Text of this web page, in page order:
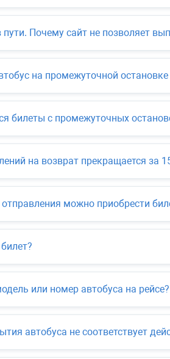
Почему сайт не позволяет
на промежуточной
билеты с промежуточных
на возврат прекращается за
можно приобрести
или номер автобуса на рейсе?
автобуса не соответствует